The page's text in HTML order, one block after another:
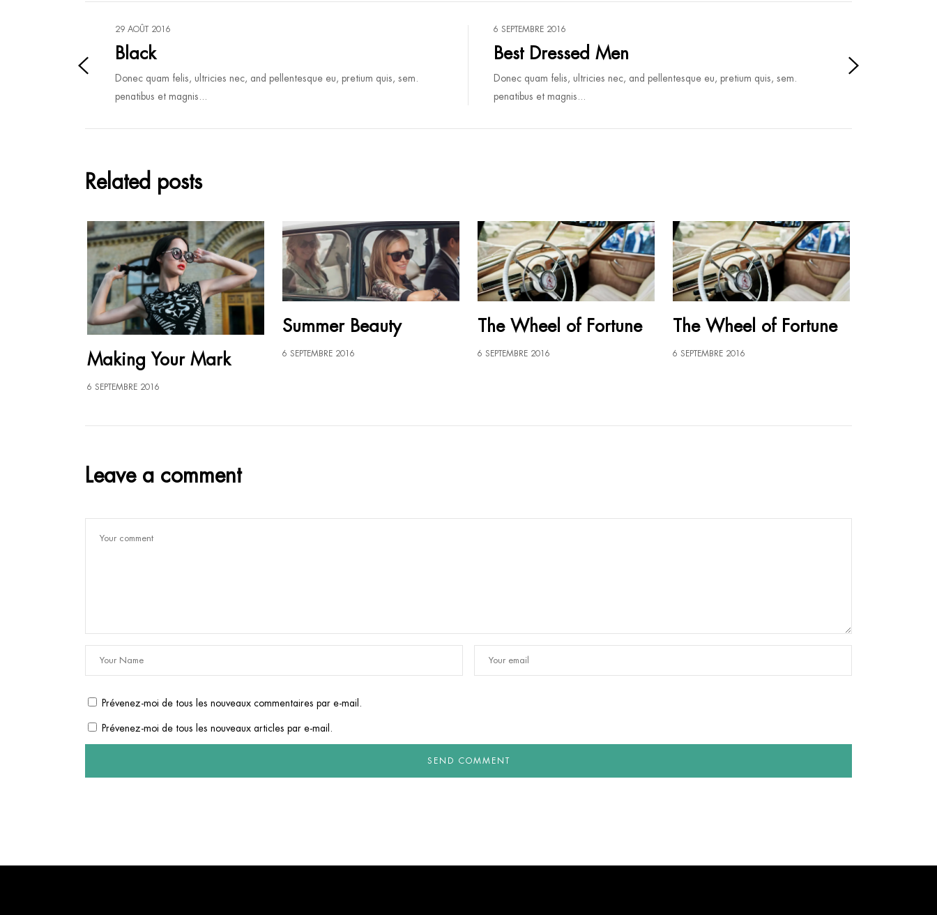
29 AOÛT 2016
Black
Donec quam felis, ultricies nec, and pellentesque eu, pretium quis, sem.
penatibus et magnis...
6 SEPTEMBRE 2016
Best Dressed Men
Donec quam felis, ultricies nec, and pellentesque eu, pretium quis, sem.
penatibus et magnis...
Related posts
Making Your Mark
6 SEPTEMBRE 2016
Summer Beauty
6 SEPTEMBRE 2016
The Wheel of Fortune
6 SEPTEMBRE 2016
The Wheel of Fortune
6 SEPTEMBRE 2016
Leave a comment
Prévenez-moi de tous les nouveaux commentaires par e-mail.
Prévenez-moi de tous les nouveaux articles par e-mail.